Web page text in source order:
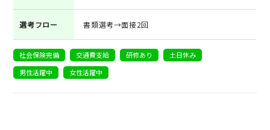
選考フロー 書類選考→面接2回
社会保険完備 交通費支給 研修あり
土日休み
男性活躍中
女性活躍中